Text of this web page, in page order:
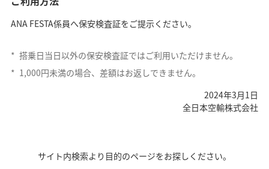
ANA FESTA係員へ保安検査証をご提示ください。
* 搭乗日当日以外の保安検査証ではご利用いただけません。
* 1,000円未満の場合、差額はお返しできません。
2024年3月1日
全日本空輸株式会社
サイト内検索より目的のページをお探しください。